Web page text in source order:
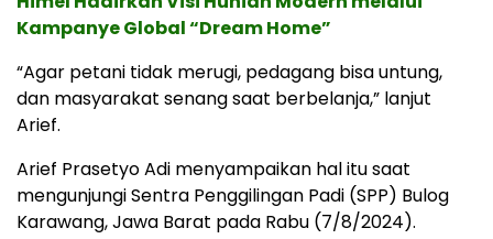
Kampanye Global “Dream Home”
“Agar petani tidak merugi, pedagang bisa untung,
dan masyarakat senang saat berbelanja,” lanjut
Arief.
Arief Prasetyo Adi menyampaikan hal itu saat
mengunjungi Sentra Penggilingan Padi (SPP) Bulog
Karawang, Jawa Barat pada Rabu (7/8/2024).